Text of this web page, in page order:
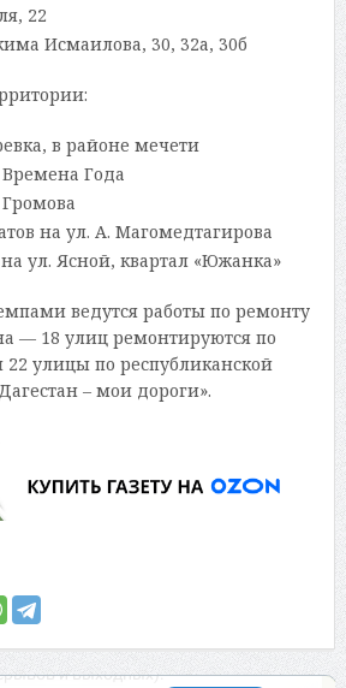
22
Исмаилова, 30, 32а, 30б
в районе мечети
Года
на ул. А. Магомедтагирова
ул. Ясной, квартал «Южанка»
ведутся работы по ремонту
— 18 улиц ремонтируются по
улицы по республиканской
– мои дороги».